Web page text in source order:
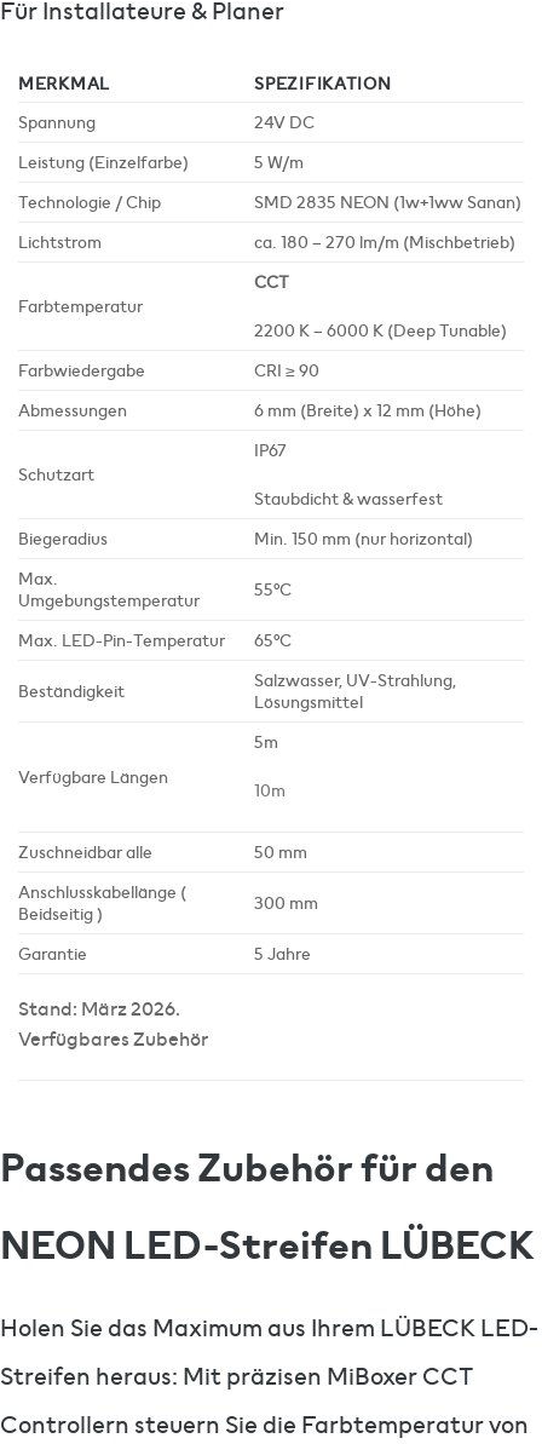
Für Installateure & Planer
MERKMAL
SPEZIFIKATION
Spannung
24V DC
Leistung (Einzelfarbe)
5 W/m
Technologie / Chip
SMD 2835 NEON (1w+1ww Sanan)
Lichtstrom
ca. 180 – 270 lm/m (Mischbetrieb)
Farbtemperatur
CCT
2200 K – 6000 K (Deep Tunable)
Farbwiedergabe
CRI ≥ 90
Abmessungen
6 mm (Breite) x 12 mm (Höhe)
Schutzart
IP67
Staubdicht & wasserfest
Biegeradius
Min. 150 mm (nur horizontal)
Max.
Umgebungstemperatur
55°C
Max. LED-Pin-Temperatur 65°C
Beständigkeit
Salzwasser, UV-Strahlung,
Lösungsmittel
Verfügbare Längen
5m
10m
Zuschneidbar alle
50 mm
Anschlusskabellänge (
Beidseitig )
300 mm
Garantie 5 Jahre
Stand: März 2026.
Verfügbares Zubehör
Passendes Zubehör für den
NEON LED-Streifen LÜBECK
Holen Sie das Maximum aus Ihrem LÜBECK LED-
Streifen heraus: Mit präzisen MiBoxer CCT
Controllern steuern Sie die Farbtemperatur von